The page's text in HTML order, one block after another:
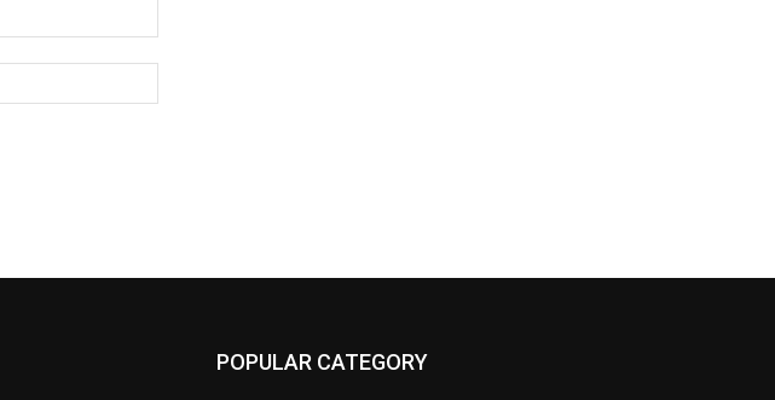
POPULAR CATEGORY